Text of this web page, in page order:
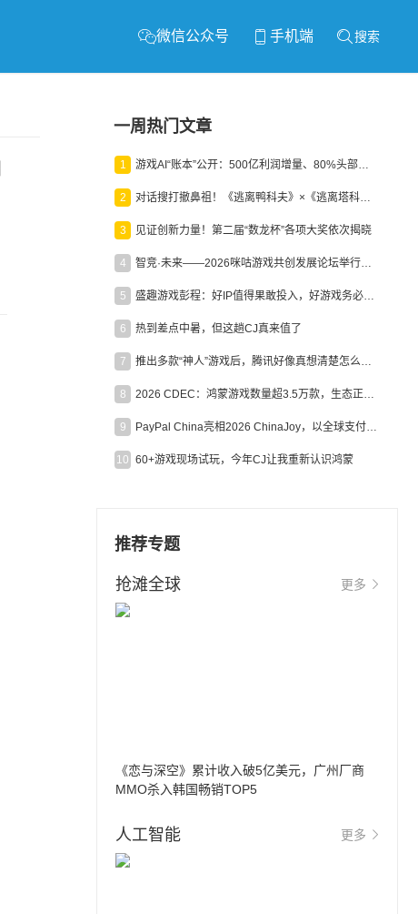
微信公众号 手机端 搜索
一周热门文章
1 游戏AI“账本”公开：500亿利润增量、80%头部入局，谁在闷声发财？
2 对话搜打撤鼻祖！《逃离鸭科夫》×《逃离塔科夫》官方线下沙龙落幕
3 见证创新力量！第二届“数龙杯”各项大奖依次揭晓
4 智竞·未来——2026咪咕游戏共创发展论坛举行：聚力精品内容、AI创作与电竞生态，共建高品质益智健康游戏社区
5 盛趣游戏彭程：好IP值得果敢投入，好游戏务必长效经营
6 热到差点中暑，但这趟CJ真来值了
7 推出多款“神人”游戏后，腾讯好像真想清楚怎么做二次元了
8 2026 CDEC：鸿蒙游戏数量超3.5万款，生态正循环加速产业高质量发展
9 PayPal China亮相2026 ChinaJoy，以全球支付能力助力中国游戏企业深化全球运营
10 60+游戏现场试玩，今年CJ让我重新认识鸿蒙
推荐专题
抢滩全球 更多
《恋与深空》累计收入破5亿美元，广州厂商
MMO杀入韩国畅销TOP5
人工智能 更多